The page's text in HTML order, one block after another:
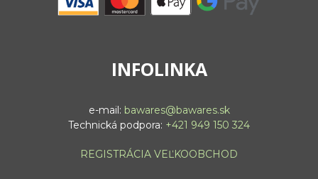
INFOLINKA
e-mail: bawares@bawares.sk
Technická podpora: +421 949 150 324
REGISTRÁCIA VEĽKOOBCHOD